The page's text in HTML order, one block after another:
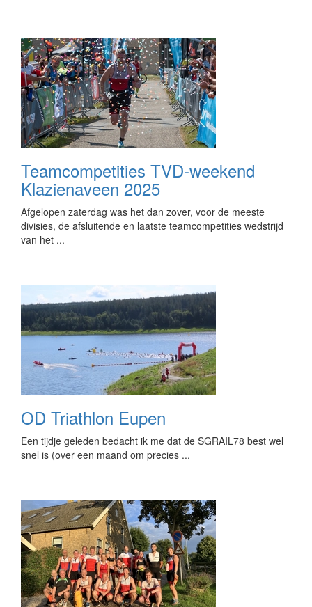
Teamcompetities TVD-weekend
Klazienaveen 2025
Afgelopen zaterdag was het dan zover, voor de meeste
divisies, de afsluitende en laatste teamcompetities wedstrijd
van het ...
OD Triathlon Eupen
Een tijdje geleden bedacht ik me dat de SGRAIL78 best wel
snel is (over een maand om precies ...